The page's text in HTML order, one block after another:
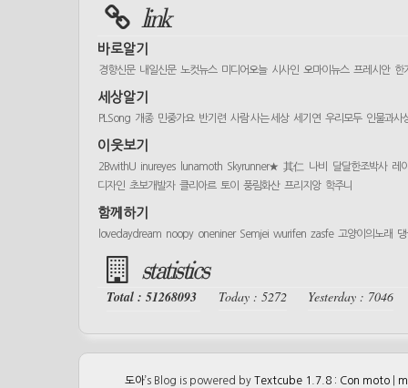
link
바로알기
경향신문 내일신문 노컷뉴스 미디어오늘 시사인 오마이뉴스 프레시안 한
세상알기
PLSong 개종 민중가요 반기련 사람 사는 세상 세기연 우리모두 인물과사
이웃보기
2BwithU inureyes lunamoth Skyrunner★ 其仁 나비 달달한조박사 레
디자인 초보개발자 클리아르 토이 풍림화산 프리지앙 학주니
함께하기
lovedaydream noopy oneniner Semjei wurifen zasfe 고양이의노래
statistics
Total : 51268093 Today : 5272 Yesterday : 7046
도아’s Blog is powered by Textcube 1.7.8 : Con moto